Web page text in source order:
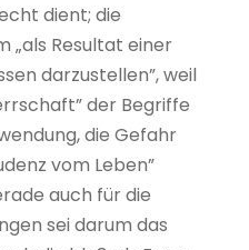
dient; die
„als Resultat einer
darzustellen”, weil
der Begriffe
die Gefahr
vom Leben”
auch für die
sei darum das